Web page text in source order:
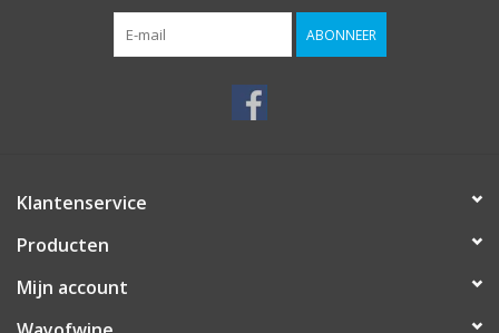
ABONNEER
Klantenservice
Producten
Mijn account